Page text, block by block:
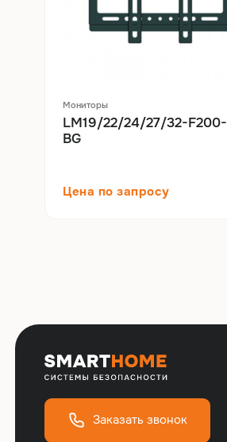
Мониторы
LM19/22/24/27/32-F200-
BG
Цена по запросу
Заказать звонок